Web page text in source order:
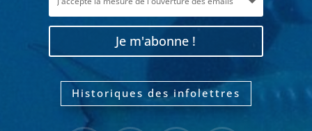
Je m'abonne !
Historiques des infolettres